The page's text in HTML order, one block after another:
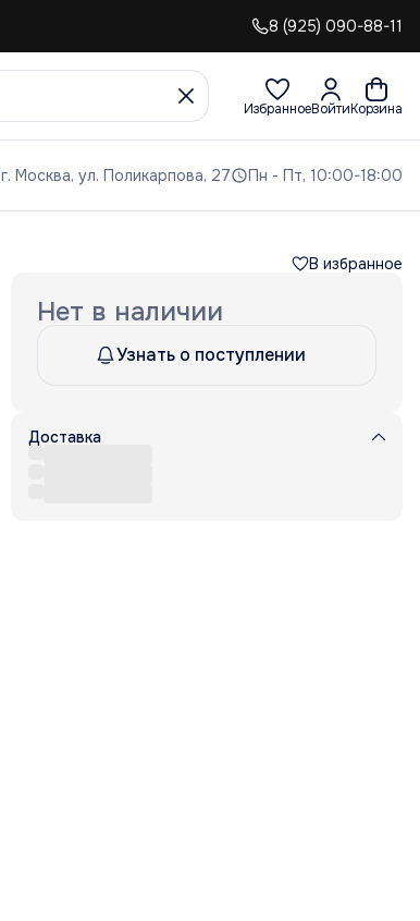
8 (925) 090-88-11
ИзбранноеВойтиКорзина
г. Москва, ул. Поликарпова, 27 Пн - Пт, 10:00-18:00
В избранное
Нет в наличии
Узнать о поступлении
Доставка